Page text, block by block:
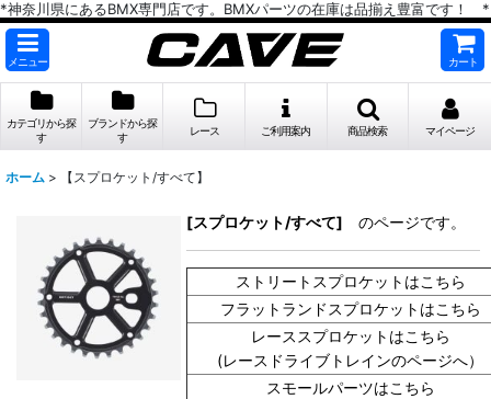
*神奈川県にあるBMX専門店です。BMXパーツの在庫は品揃え豊富です！ *
メニュー カート
カテゴリから探
す
ブランドから探
す
レース ご利用案内 商品検索 マイページ
ホーム > 【スプロケット/すべて】
[スプロケット/すべて] のページです。
ストリートスプロケットはこちら
フラットランドスプロケットはこちら
レーススプロケットはこちら
(レースドライブトレインのページへ）
スモールパーツはこちら